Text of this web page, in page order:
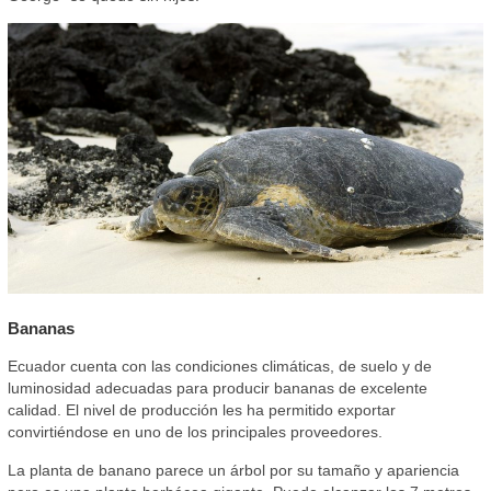
Bananas
Ecuador cuenta con las condiciones climáticas, de suelo y de
luminosidad adecuadas para producir bananas de excelente
calidad. El nivel de producción les ha permitido exportar
convirtiéndose en uno de los principales proveedores.
La planta de banano parece un árbol por su tamaño y apariencia